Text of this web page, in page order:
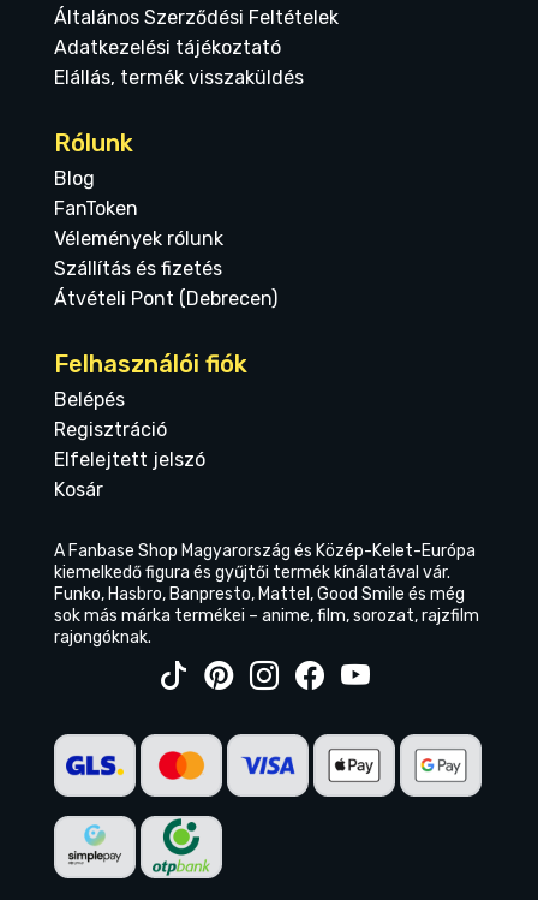
Általános Szerződési Feltételek
Adatkezelési tájékoztató
Elállás, termék visszaküldés
Rólunk
Blog
FanToken
Vélemények rólunk
Szállítás és fizetés
Átvételi Pont (Debrecen)
Felhasználói fiók
Belépés
Regisztráció
Elfelejtett jelszó
Kosár
A Fanbase Shop Magyarország és Közép-Kelet-Európa
kiemelkedő figura és gyűjtői termék kínálatával vár.
Funko, Hasbro, Banpresto, Mattel, Good Smile és még
sok más márka termékei – anime, film, sorozat, rajzfilm
rajongóknak.